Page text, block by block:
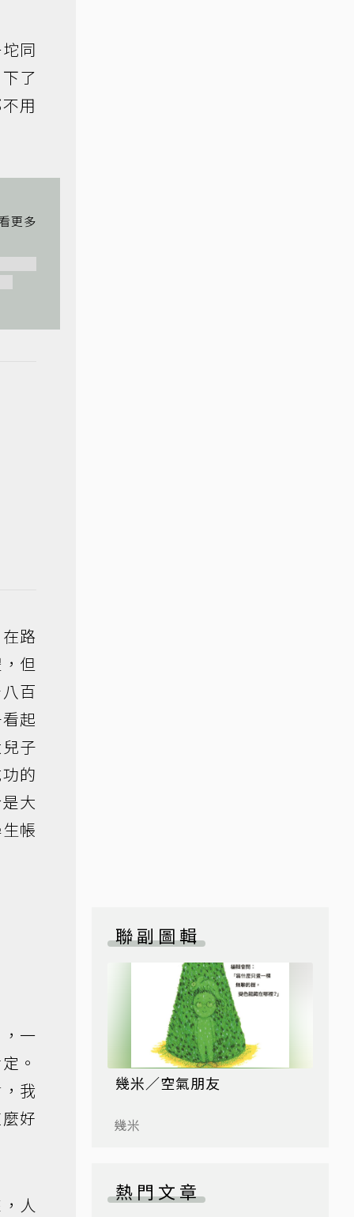
同
了
用
路
但
百
起
子
的
大
帳
一
。
我
好
人
聯副圖輯
幾米／空氣朋友
幾米
熱門文章